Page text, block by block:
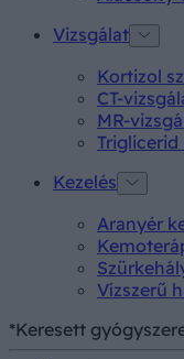
Vizsgálat
Kortizol
CT-
MR-
Triglicerid
Kezelés
Aranyér
Vízszerű
*Keresett